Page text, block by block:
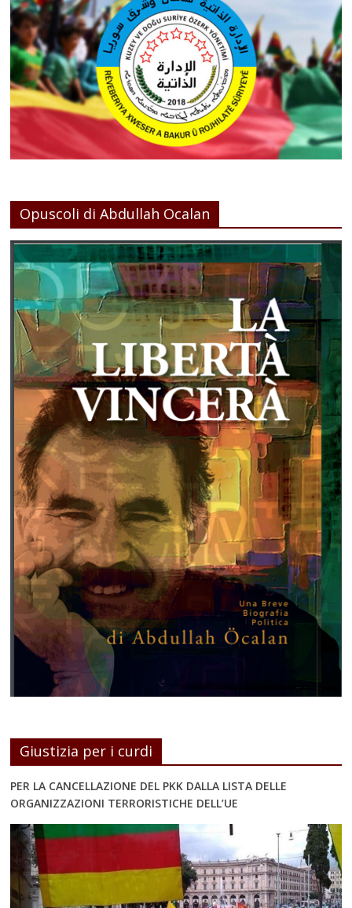
Opuscoli di Abdullah Ocalan
Giustizia per i curdi
PER LA CANCELLAZIONE DEL PKK DALLA LISTA DELLE
ORGANIZZAZIONI TERRORISTICHE DELL’UE